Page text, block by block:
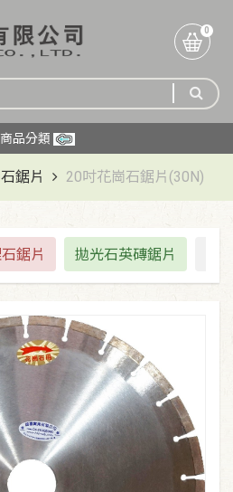
0
商品分類
鋸片 20吋花崗石鋸片(30N)
鋸片 拋光石英磚鋸片